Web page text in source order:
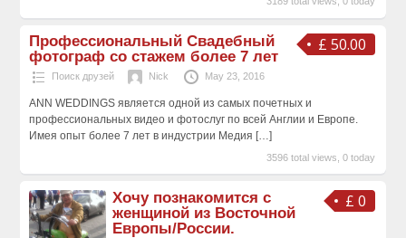
£ 50.00
Профессиональный Свадебный
фотограф со стажем более 7 лет
Поиск друзей Nick May 23, 2016
ANN WEDDINGS является одной из самых почетных и
профессиональных видео и фотослуг по всей Англии и Европе.
Имея опыт более 7 лет в индустрии Медия […]
3596 total views, 0 today
£ 0
Хочу познакомится с
женщиной из Восточной
Европы/России.